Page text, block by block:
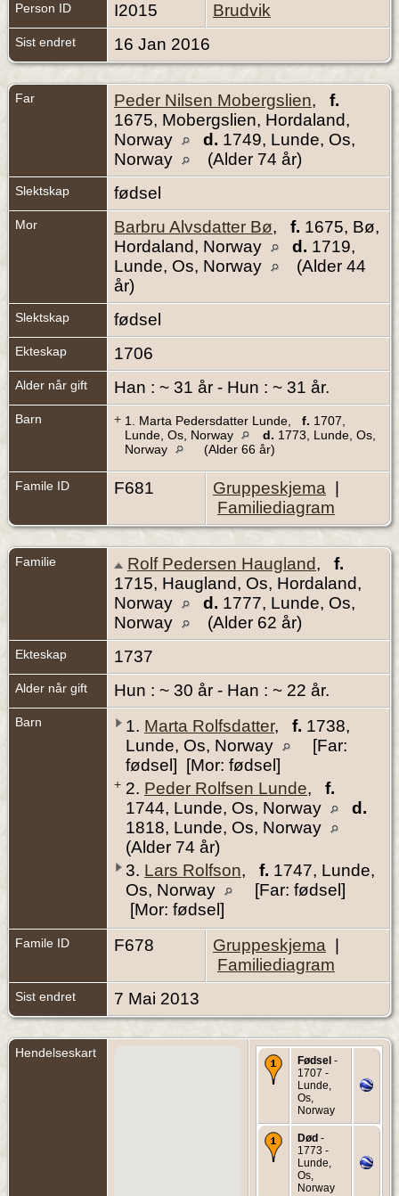
Person ID I2015 Brudvik
Sist endret 16 Jan 2016
Far Peder Nilsen Mobergslien, f.
1675, Mobergslien, Hordaland,
Norway
d. 1749, Lunde, Os,
Norway
(Alder 74 år)
Slektskap fødsel
Mor Barbru Alvsdatter Bø, f. 1675, Bø,
Hordaland, Norway
d. 1719,
Lunde, Os, Norway
(Alder 44
år)
Slektskap fødsel
Ekteskap 1706
Alder når gift Han : ~ 31 år - Hun : ~ 31 år.
Barn + 1. Marta Pedersdatter Lunde, f. 1707,
Lunde, Os, Norway
d. 1773, Lunde, Os,
Norway
(Alder 66 år)
Famile ID F681 Gruppeskjema
Familiediagram
Familie Rolf Pedersen Haugland, f.
1715, Haugland, Os, Hordaland,
Norway
d. 1777, Lunde, Os,
Norway
(Alder 62 år)
Ekteskap 1737
Alder når gift Hun : ~ 30 år - Han : ~ 22 år.
Barn 1. Marta Rolfsdatter, f. 1738,
Lunde, Os, Norway
[Far:
fødsel] [Mor: fødsel]
+ 2. Peder Rolfsen Lunde, f.
1744, Lunde, Os, Norway
d.
1818, Lunde, Os, Norway
(Alder 74 år)
3. Lars Rolfson, f. 1747, Lunde,
Os, Norway
[Far: fødsel]
[Mor: fødsel]
Famile ID F678 Gruppeskjema
Familiediagram
Sist endret 7 Mai 2013
Hendelseskart
Fødsel -
1707 -
Lunde,
Os,
Norway
Død -
1773 -
Lunde,
Os,
Norway